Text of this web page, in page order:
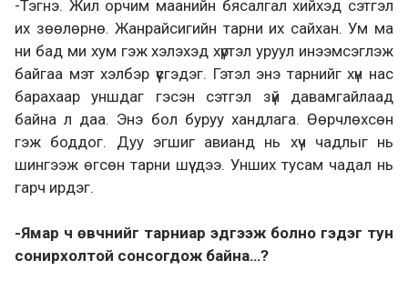
-Тэгнэ. Жил орчим маанийн бясалгал хийхэд сэтгэл
их зөөлөрнө. Жанрайсигийн тарни их сайхан. Ум ма
ни бад ми хум гэж хэлэхэд хүртэл уруул инээмсэглэж
байгаа мэт хэлбэр үүсгэдэг. Гэтэл энэ тарнийг хүн нас
барахаар уншдаг гэсэн сэтгэл зүй давамгайлаад
байна л даа. Энэ бол буруу хандлага. Өөрчлөхсөн
гэж боддог. Дуу эгшиг авианд нь хүч чадлыг нь
шингээж өгсөн тарни шүү дээ. Унших тусам чадал нь
гарч ирдэг.
-Ямар ч өвчнийг тарниар эдгээж болно гэдэг тун
сонирхолтой сонсогдож байна…?